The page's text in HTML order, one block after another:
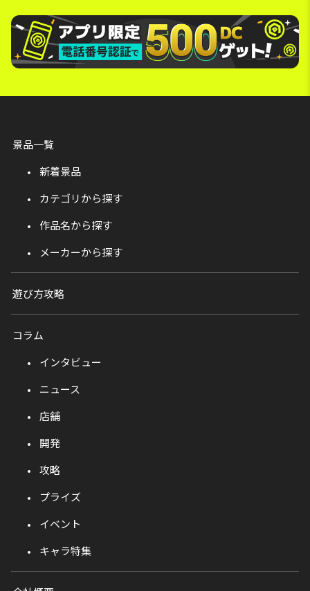
景品一覧
新着景品
カテゴリから探す
作品名から探す
メーカーから探す
遊び方攻略
コラム
インタビュー
ニュース
店舗
開発
攻略
プライズ
イベント
キャラ特集